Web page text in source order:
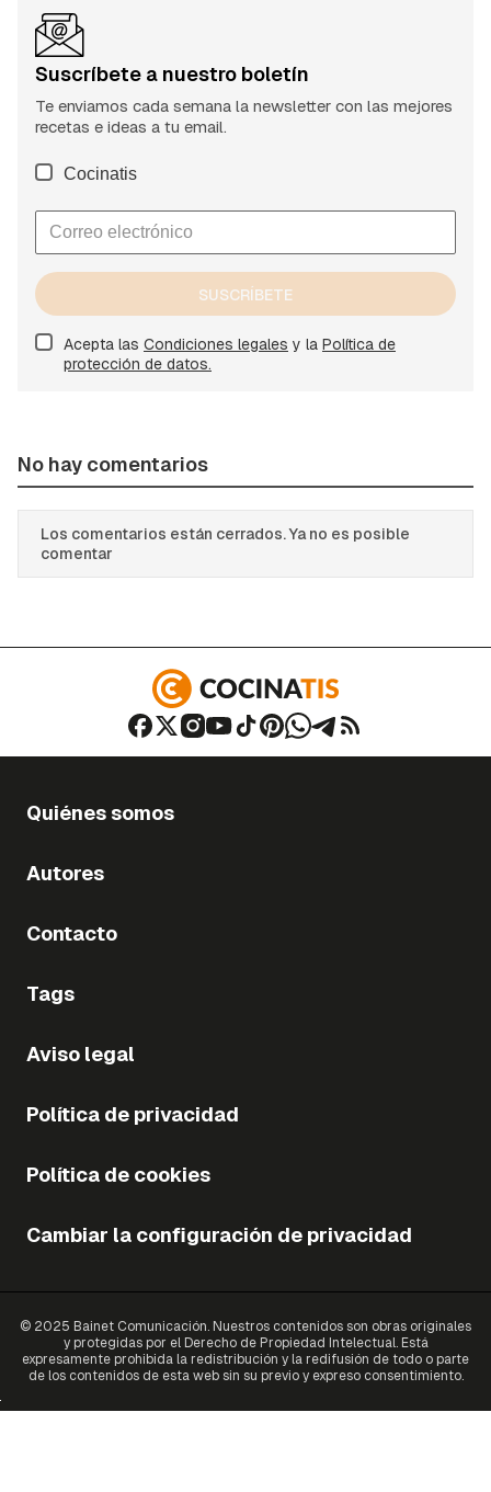
Suscríbete a nuestro boletín
Te enviamos cada semana la newsletter con las mejores
recetas e ideas a tu email.
Cocinatis
SUSCRÍBETE
Acepta las Condiciones legales y la Política de
protección de datos.
No hay comentarios
Los comentarios están cerrados. Ya no es posible
comentar
Quiénes somos
Autores
Contacto
Tags
Aviso legal
Política de privacidad
Política de cookies
Cambiar la configuración de privacidad
© 2025 Bainet Comunicación. Nuestros contenidos son obras originales
y protegidas por el Derecho de Propiedad Intelectual. Está
expresamente prohibida la redistribución y la redifusión de todo o parte
de los contenidos de esta web sin su previo y expreso consentimiento.